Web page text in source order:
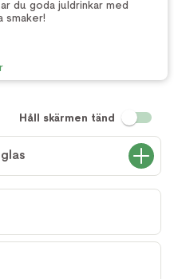
du goda juldrinkar med
smaker!
Håll skärmen tänd